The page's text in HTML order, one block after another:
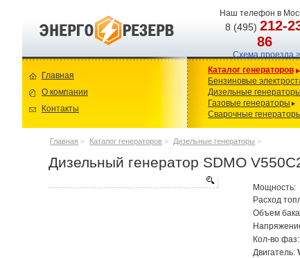
Наш телефон в
8 (495)212-
86
Схема проезда >
Главная
О компании
Контакты
Каталог генераторов
Бензиновые
Дизельные генераторы
Газовые генераторы
Сварочные
Главная > Каталог генераторов > Дизельные генераторы >
Дизельный генератор SDMO
Мощность:
Расход
Объем
Кол-во
Двигатель: